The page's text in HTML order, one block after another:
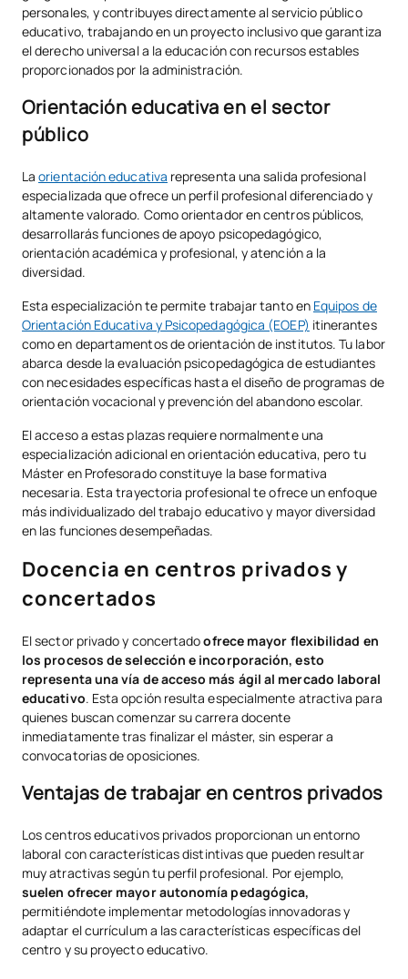
personales, y contribuyes directamente al servicio público
educativo, trabajando en un proyecto inclusivo que garantiza
el derecho universal a la educación con recursos estables
proporcionados por la administración.
Orientación educativa en el sector
público
Laorientación educativa representa una salida profesional
especializada que ofrece un perfil profesional diferenciado y
altamente valorado. Como orientador en centros públicos,
desarrollarás funciones de apoyo psicopedagógico,
orientación académica y profesional, y atención a la
diversidad.
Esta especialización te permite trabajar tanto en Equipos de
Orientación Educativa y Psicopedagógica (EOEP) itinerantes
como en departamentos de orientación de institutos. Tu labor
abarca desde la evaluación psicopedagógica de estudiantes
con necesidades específicas hasta el diseño de programas de
orientación vocacional y prevención del abandono escolar.
El acceso a estas plazas requiere normalmente una
especialización adicional en orientación educativa, pero tu
Máster en Profesorado constituye la base formativa
necesaria. Esta trayectoria profesional te ofrece un enfoque
más individualizado del trabajo educativo y mayor diversidad
en las funciones desempeñadas.
Docencia en centros privados y
concertados
El sector privado y concertadoofrece mayor flexibilidad en
los procesos de selección e incorporación, esto
representa una vía de acceso más ágil al mercado laboral
educativo. Esta opción resulta especialmente atractiva para
quienes buscan comenzar su carrera docente
inmediatamente tras finalizar el máster, sin esperar a
convocatorias de oposiciones.
Ventajas de trabajar en centros privados
Los centros educativos privados proporcionan un entorno
laboral con características distintivas que pueden resultar
muy atractivas según tu perfil profesional. Por ejemplo,
suelen ofrecer mayor autonomía pedagógica,
permitiéndote implementar metodologías innovadoras y
adaptar el currículum a las características específicas del
centro y su proyecto educativo.